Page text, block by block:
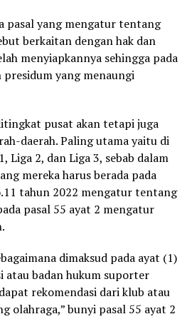
pasal yang mengatur tentang
berkaitan dengan hak dan
menyiapkannya sehingga pada
yang menaungi
pusat akan tetapi juga
daerah. Paling utama yaitu di
Liga 2, dan Liga 3, sebab dalam
mereka harus berada pada
tahun 2022 mengatur tentang
pasal 55 ayat 2 mengatur
dimaksud pada ayat (1)
atau badan hukum suporter
rekomendasi dari klub atau
olahraga,” bunyi pasal 55 ayat 2